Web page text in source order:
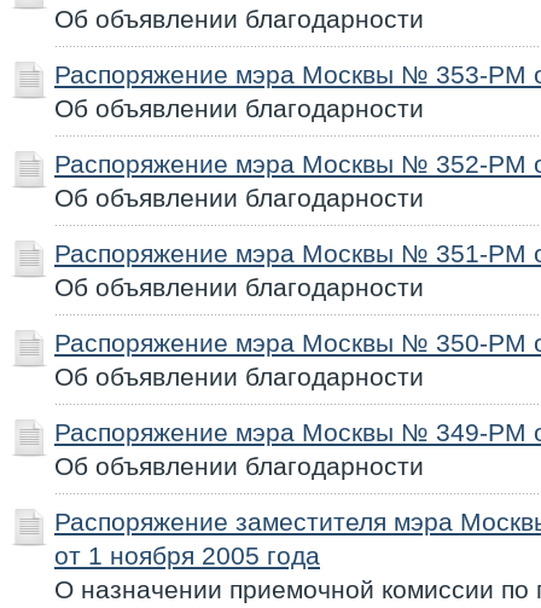
Об объявлении благодарности
Распоряжение мэра Москвы № 353-РМ
Об объявлении благодарности
Распоряжение мэра Москвы № 352-РМ
Об объявлении благодарности
Распоряжение мэра Москвы № 351-РМ
Об объявлении благодарности
Распоряжение мэра Москвы № 350-РМ
Об объявлении благодарности
Распоряжение мэра Москвы № 349-РМ
Об объявлении благодарности
Распоряжение заместителя мэра
от 1 ноября 2005 года
О назначении приемочной комиссии по